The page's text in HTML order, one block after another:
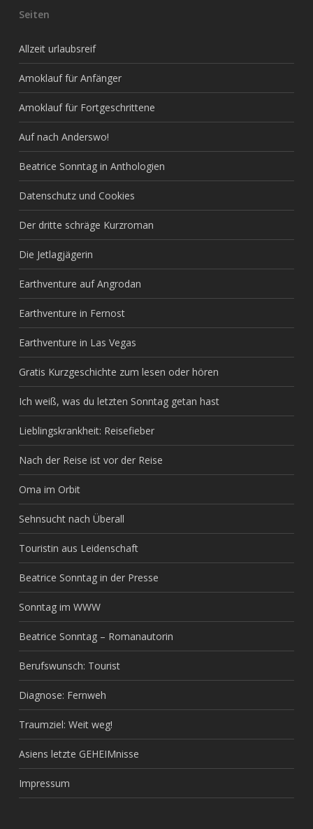
Seiten
Allzeit urlaubsreif
Amoklauf für Anfänger
Amoklauf für Fortgeschrittene
Auf nach Anderswo!
Beatrice Sonntag in Anthologien
Datenschutz und Cookies
Der dritte schräge Kurzroman
Die Jetlagjägerin
Earthventure auf Angrodan
Earthventure in Fernost
Earthventure in Las Vegas
Gratis Kurzgeschichte zum lesen oder hören
Ich weiß, was du letzten Sonntag getan hast
Lieblingskrankheit: Reisefieber
Nach der Reise ist vor der Reise
Oma im Orbit
Sehnsucht nach Überall
Touristin aus Leidenschaft
Beatrice Sonntag in der Presse
Sonntag im WWW
Beatrice Sonntag – Romanautorin
Berufswunsch: Tourist
Diagnose: Fernweh
Traumziel: Weit weg!
Asiens letzte GEHEIMnisse
Impressum